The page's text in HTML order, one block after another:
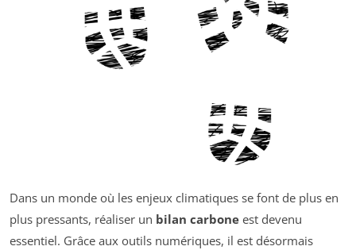
Dans un monde où les enjeux climatiques se font de plus en
plus pressants, réaliser un bilan carbone est devenu
essentiel. Grâce aux outils numériques, il est désormais